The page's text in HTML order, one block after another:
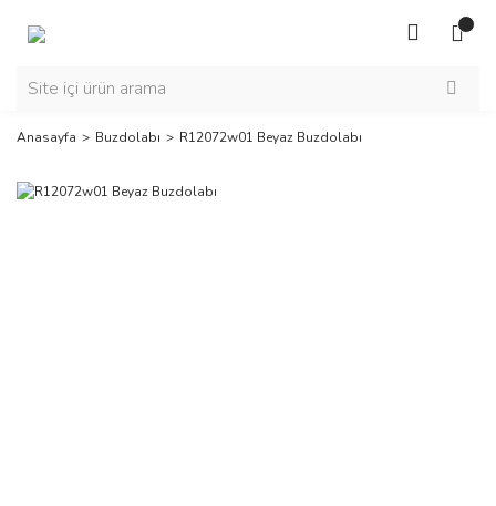
Anasayfa Buzdolabı R12072w01 Beyaz Buzdolabı